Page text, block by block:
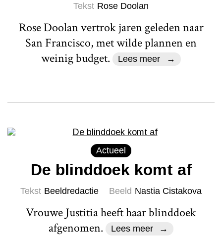
Tekst Rose Doolan
Rose Doolan vertrok jaren geleden naar
San Francisco, met wilde plannen en
weinig budget.
Lees meer
Actueel
De blinddoek komt af
Tekst Beeldredactie Beeld Nastia Cistakova
Vrouwe Justitia heeft haar blinddoek
afgenomen.
Lees meer